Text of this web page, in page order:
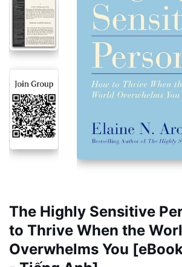
The Highly Sensitive
to Thrive When the
Overwhelms You